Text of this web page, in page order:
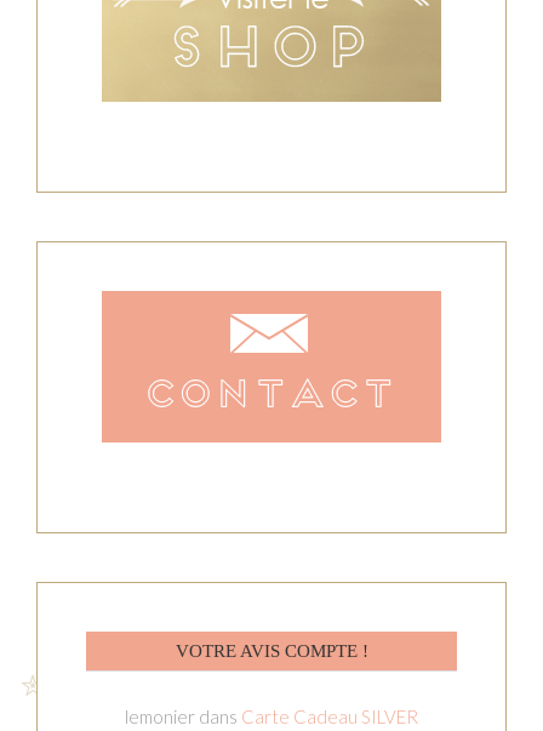
VOTRE AVIS COMPTE !
lemonier dans Carte Cadeau SILVER